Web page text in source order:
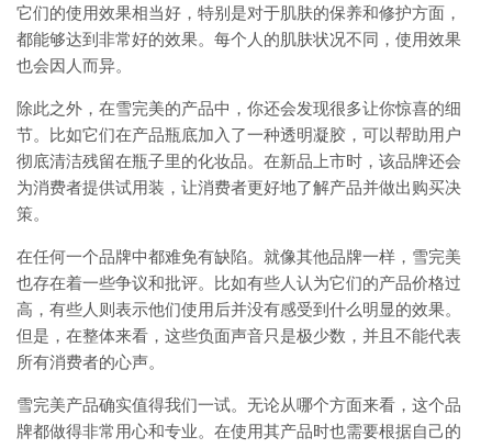
它们的使用效果相当好，特别是对于肌肤的保养和修护方面，
都能够达到非常好的效果。每个人的肌肤状况不同，使用效果
也会因人而异。
除此之外，在雪完美的产品中，你还会发现很多让你惊喜的细
节。比如它们在产品瓶底加入了一种透明凝胶，可以帮助用户
彻底清洁残留在瓶子里的化妆品。在新品上市时，该品牌还会
为消费者提供试用装，让消费者更好地了解产品并做出购买决
策。
在任何一个品牌中都难免有缺陷。就像其他品牌一样，雪完美
也存在着一些争议和批评。比如有些人认为它们的产品价格过
高，有些人则表示他们使用后并没有感受到什么明显的效果。
但是，在整体来看，这些负面声音只是极少数，并且不能代表
所有消费者的心声。
雪完美产品确实值得我们一试。无论从哪个方面来看，这个品
牌都做得非常用心和专业。在使用其产品时也需要根据自己的